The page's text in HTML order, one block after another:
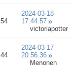
54
2024-03-18
17:44:57
victoriapotter
44
2024-03-17
20:56:36
Menonen